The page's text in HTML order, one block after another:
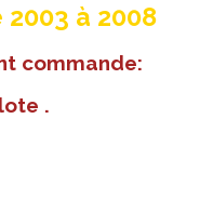
2003 à 2008
commande:
.